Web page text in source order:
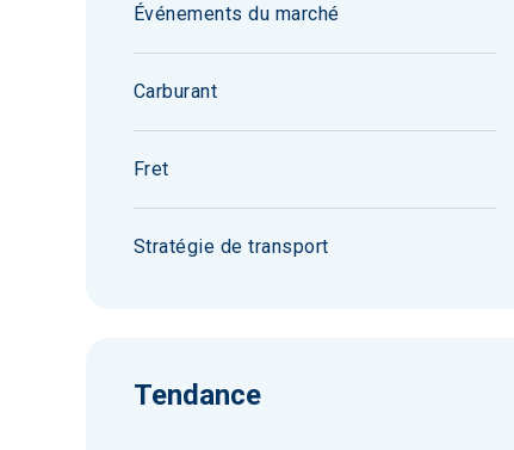
Événements du marché
Carburant
Fret
Stratégie de transport
Tendance